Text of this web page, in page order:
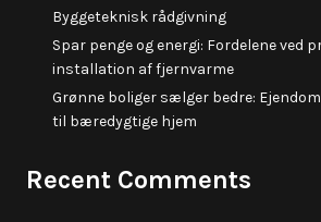
Byggeteknisk rådgivning
Spar penge og energi: Fordelene ved
installation af fjernvarme
Grønne boliger sælger bedre:
til bæredygtige hjem
Recent Comments